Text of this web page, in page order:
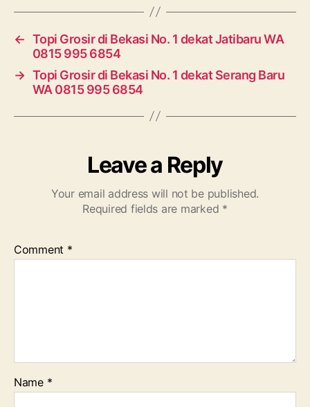
← Topi Grosir di Bekasi No. 1 dekat Jatibaru WA
0815 995 6854
→ Topi Grosir di Bekasi No. 1 dekat Serang Baru
WA 0815 995 6854
Leave a Reply
Your email address will not be published.
Required fields are marked *
Comment *
Name *